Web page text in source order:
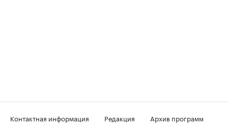
Контактная информация Редакция
Архив программ